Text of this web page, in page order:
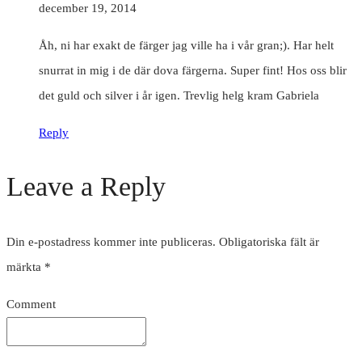
december 19, 2014
Åh, ni har exakt de färger jag ville ha i vår gran;). Har helt
snurrat in mig i de där dova färgerna. Super fint! Hos oss blir
det guld och silver i år igen. Trevlig helg kram Gabriela
Reply
Leave a Reply
Din e-postadress kommer inte publiceras. Obligatoriska fält är
märkta *
Comment